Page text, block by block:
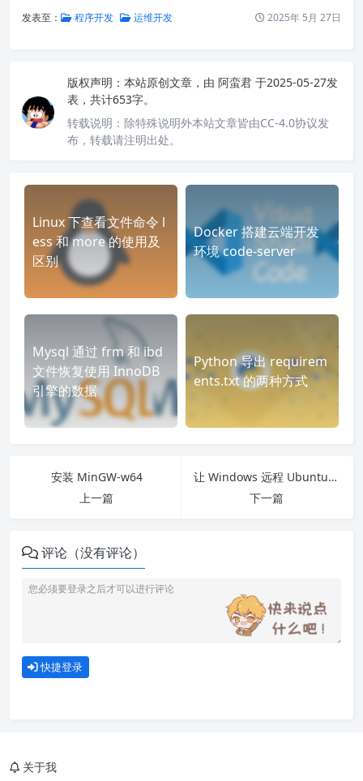
发表至： 程序开发 运维开发 2025年 5月 27日
版权声明： 本站原创文章，由 阿蛮君 于2025-05-27发
表，共计653字。
转载说明： 除特殊说明外本站文章皆由CC-4.0协议发
布，转载请注明出处。
Linux 下查看文件命令 l
ess 和 more 的使用及
区别
Docker 搭建云端开发
环境 code-server
Mysql 通过 frm 和 ibd
文件恢复使用 InnoDB
引擎的数据
Python 导出 requirem
ents.txt 的两种方式
安装 MinGW-w64
上一篇
让 Windows 远程 Ubuntu 记住账号密码
下一篇
评论（没有评论）
快捷登录
关于我